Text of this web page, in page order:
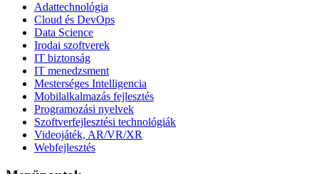
Adattechnológia
Cloud és DevOps
Data Science
Irodai szoftverek
IT biztonság
IT menedzsment
Mesterséges Intelligencia
Mobilalkalmazás fejlesztés
Programozási nyelvek
Szoftverfejlesztési technológiák
Videojáték, AR/VR/XR
Webfejlesztés